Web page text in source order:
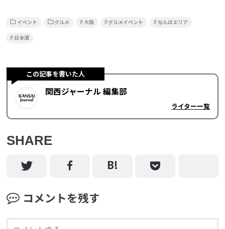
イベント グルメ 大阪 グルメイベント なんばエリア
日本酒
この記事を書いた人
関西ジャーナル 編集部
ライター一覧
SHARE
コメントを残す